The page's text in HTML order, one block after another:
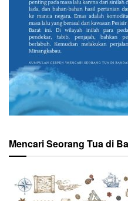
Mencari Seorang Tua di